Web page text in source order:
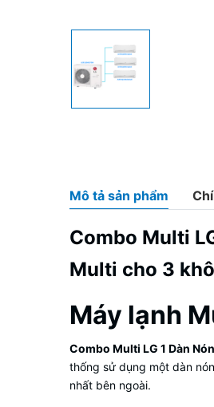
Mô tả sản phẩm
Combo Multi
Multi cho 3
Máy lạnh
Combo Multi LG 1 Dàn
thống sử dụng một dàn
nhất bên ngoài.